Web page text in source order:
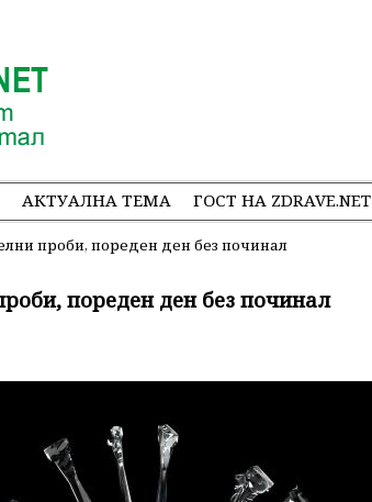
АКТУАЛНА ТЕМА ГОСТ НА ZDRAVE.NET
проби, пореден ден без починал
пореден ден без починал